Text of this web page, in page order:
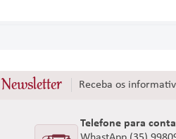
Newsletter Receba os
Telefone para